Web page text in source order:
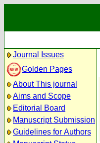
Journal Issues
Golden Pages
About This journal
Aims and Scope
Editorial Board
Manuscript Submission
Guidelines for Authors